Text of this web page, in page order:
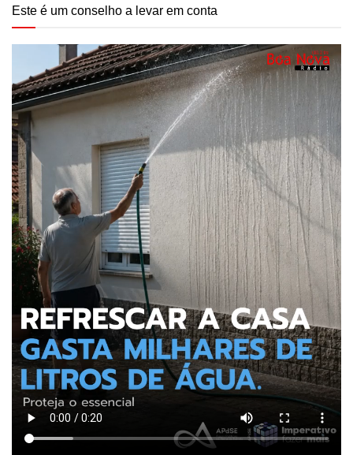
Este é um conselho a levar em conta